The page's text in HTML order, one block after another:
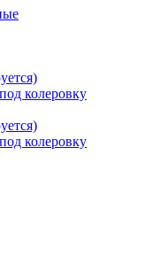
колеровку
колеровку